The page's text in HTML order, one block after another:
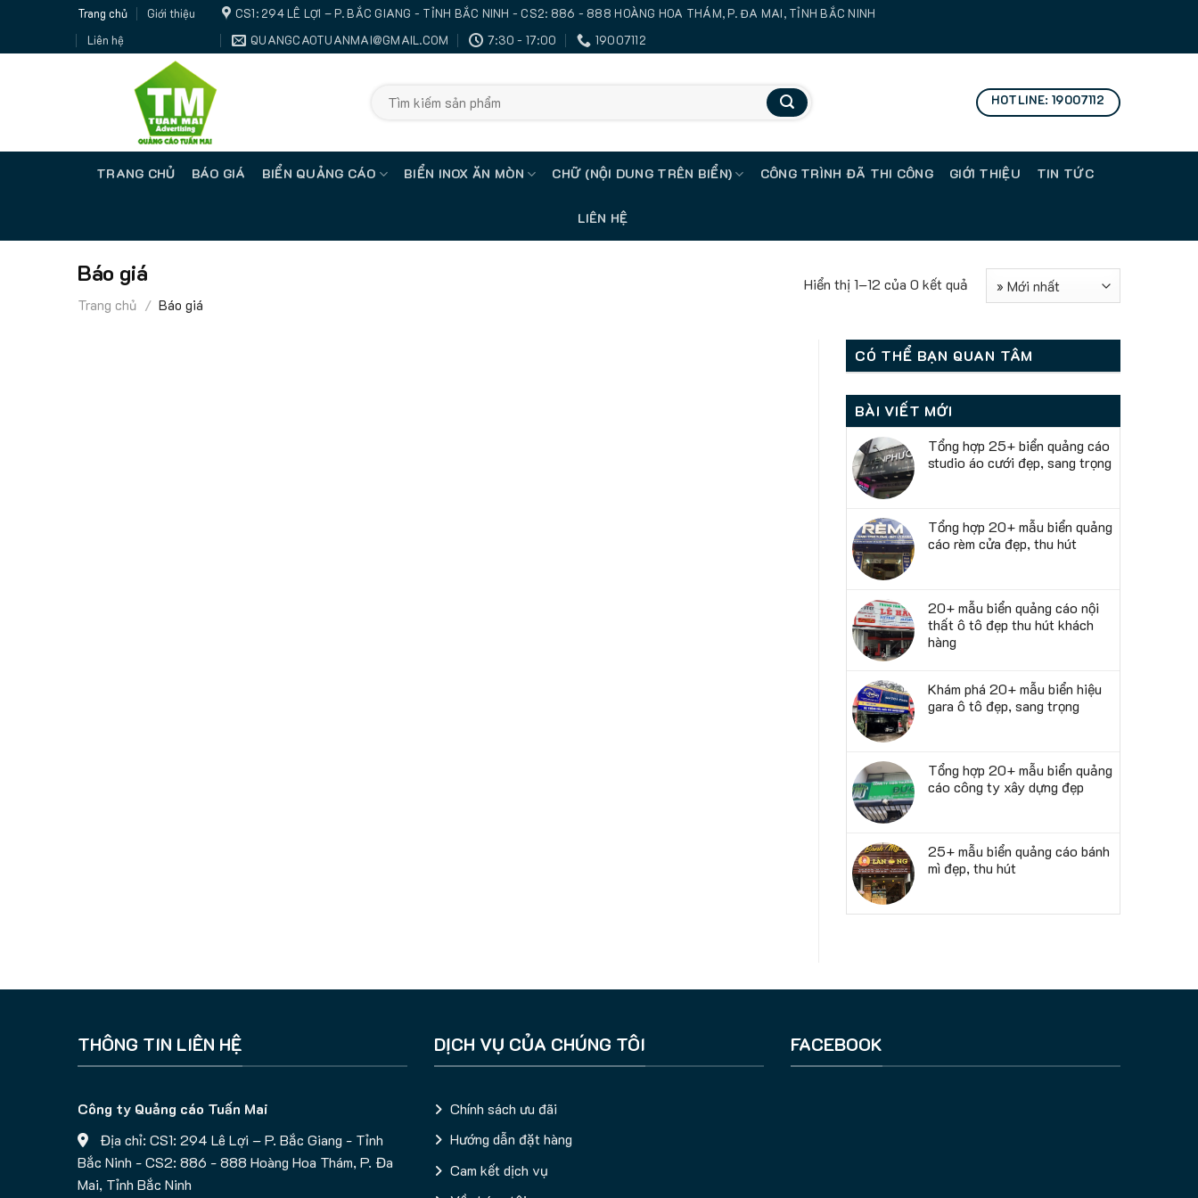
Trang chủ
Giới thiệu
Liên hệ
CS1: 294 LÊ LỢI – P. BẮC GIANG - TỈNH BẮC NINH - CS2: 886 - 888 HOÀNG HOA THÁM, P. ĐA MAI, TỈNH BẮC NINH
QUANGCAOTUANMAI@GMAIL.COM
7:30 - 17:00 19007112
HOTLINE: 19007112
TRANG CHỦ BÁO GIÁ BIỂN QUẢNG CÁO BIỂN INOX ĂN MÒN CHỮ (NỘI DUNG TRÊN BIỂN) CÔNG TRÌNH ĐÃ THI CÔNG GIỚI THIỆU TIN TỨC
LIÊN HỆ
Báo giá
Trang chủ / Báo giá
Hiển thị 1–12 của 0 kết quả
CÓ THỂ BẠN QUAN TÂM
BÀI VIẾT MỚI
Tổng hợp 25+ biển quảng cáo
studio áo cưới đẹp, sang trọng
Tổng hợp 20+ mẫu biển quảng
cáo rèm cửa đẹp, thu hút
20+ mẫu biển quảng cáo nội
thất ô tô đẹp thu hút khách
hàng
Khám phá 20+ mẫu biển hiệu
gara ô tô đẹp, sang trọng
Tổng hợp 20+ mẫu biển quảng
cáo công ty xây dựng đẹp
25+ mẫu biển quảng cáo bánh
mì đẹp, thu hút
THÔNG TIN LIÊN HỆ
Công ty Quảng cáo Tuấn Mai
Địa chỉ: CS1: 294 Lê Lợi – P. Bắc Giang - Tỉnh
Bắc Ninh - CS2: 886 - 888 Hoàng Hoa Thám, P. Đa
Mai, Tỉnh Bắc Ninh
DỊCH VỤ CỦA CHÚNG TÔI
Chính sách ưu đãi
Hướng dẫn đặt hàng
Cam kết dịch vụ
FACEBOOK